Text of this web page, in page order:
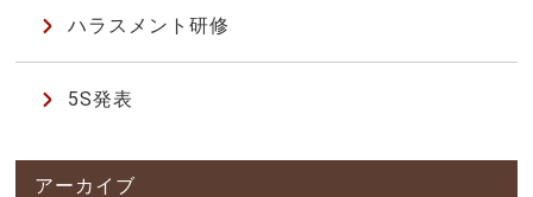
ハラスメント研修
5S発表